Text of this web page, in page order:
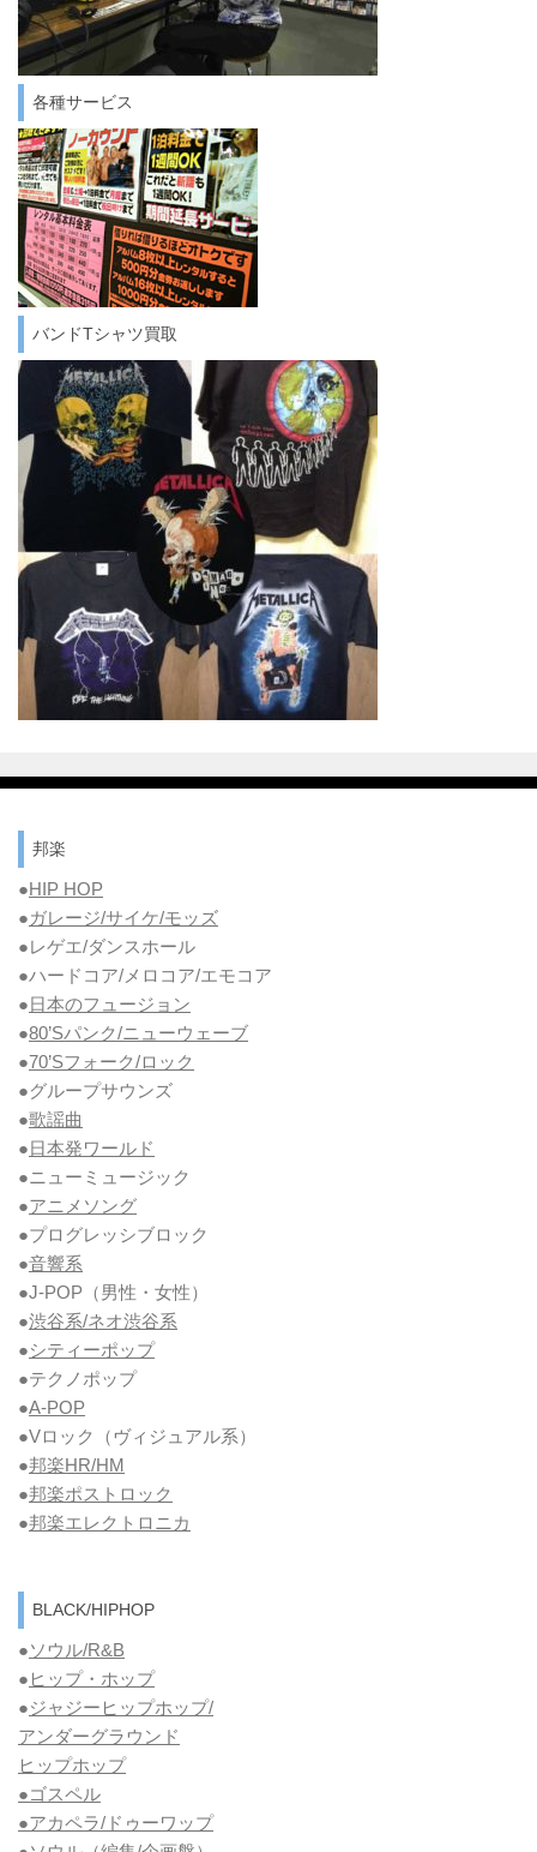
各種サービス
バンドTシャツ買取
邦楽
●HIP HOP
●ガレージ/サイケ/モッズ
●レゲエ/ダンスホール
●ハードコア/メロコア/エモコア
●日本のフュージョン
●80’Sパンク/ニューウェーブ
●70’Sフォーク/ロック
●グループサウンズ
●歌謡曲
●日本発ワールド
●ニューミュージック
●アニメソング
●プログレッシブロック
●音響系
●J-POP（男性・女性）
●渋谷系/ネオ渋谷系
●シティーポップ
●テクノポップ
●A-POP
●Vロック
（ヴィジュアル系）
●邦楽HR/HM
●邦楽ポストロック
●邦楽エレクトロニカ
BLACK/HIPHOP
●ソウル/R&B
● ヒップ・ホップ
●ジャジーヒップホップ/
アンダーグラウンド
ヒップホップ
●ゴスペル
●アカペラ/ドゥーワップ